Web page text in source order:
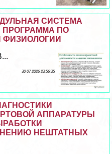
СИСТЕМА
ПРОГРАММА ПО
ФИЗИОЛОГИИ
30 07 2026 23:56:35
АППАРАТУРЫ
НЕШТАТНЫХ